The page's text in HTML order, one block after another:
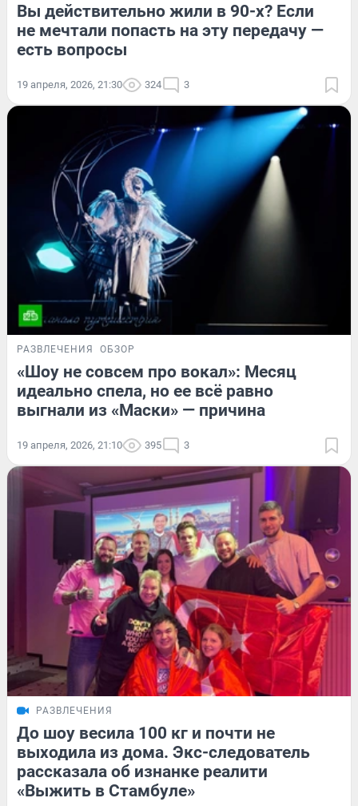
Вы действительно жили в 90-х? Если
не мечтали попасть на эту передачу —
есть вопросы
19 апреля, 2026, 21:30 324 3
РАЗВЛЕЧЕНИЯ ОБЗОР
«Шоу не совсем про вокал»: Месяц
идеально спела, но ее всё равно
выгнали из «Маски» — причина
19 апреля, 2026, 21:10 395 3
РАЗВЛЕЧЕНИЯ
До шоу весила 100 кг и почти не
выходила из дома. Экс-следователь
рассказала об изнанке реалити
«Выжить в Стамбуле»